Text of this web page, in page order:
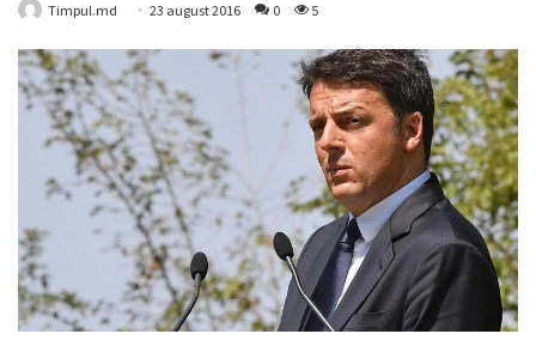
Timpul.md 23 august 2016 0 5